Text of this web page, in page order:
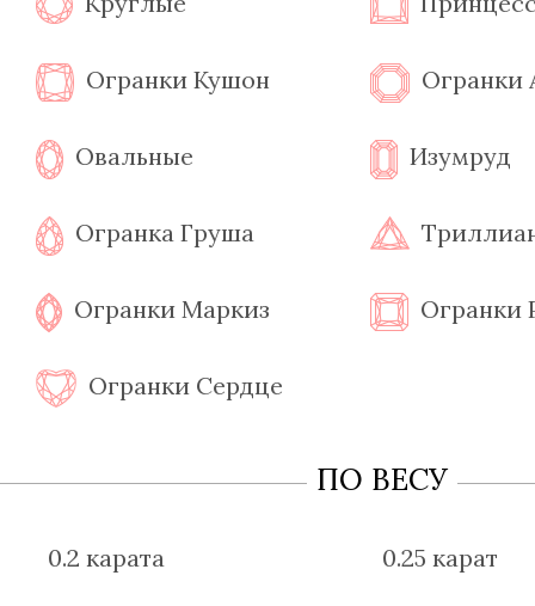
Огранки Кушон Огранки
Овальные Изумруд
Огранка Груша
Огранки Маркиз Огранки
Огранки Сердце
ПО ВЕСУ
0.2 карата 0.25 карат